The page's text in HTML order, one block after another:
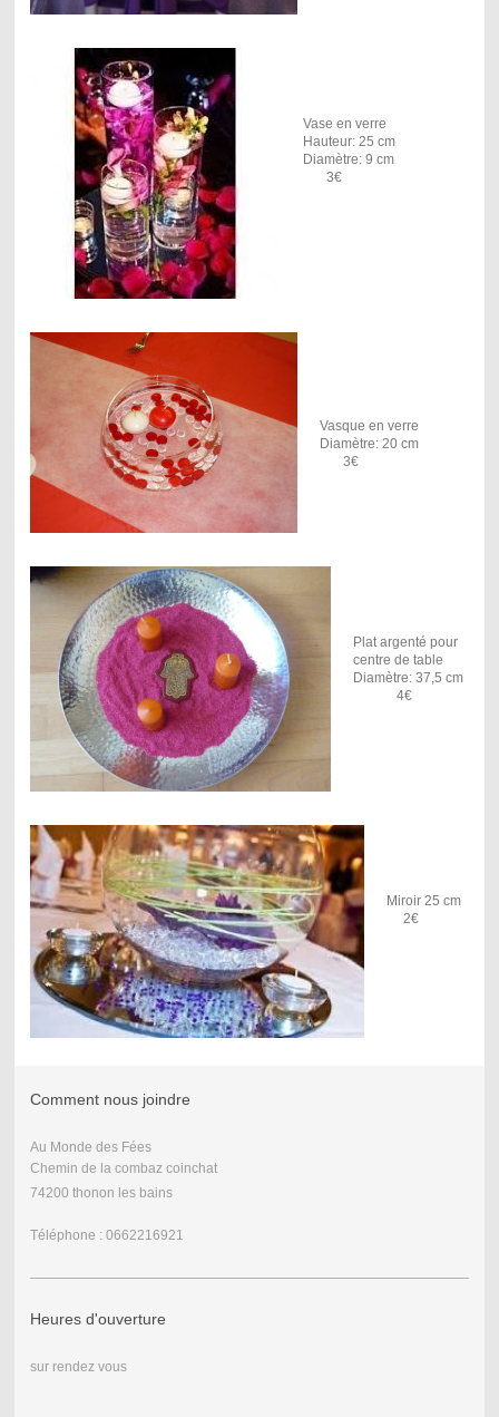
Vase en verre
Hauteur: 25 cm
Diamètre: 9 cm
3€
Vasque en verre
Diamètre: 20 cm
3€
Plat argenté pour
centre de table
Diamètre: 37,5 cm
4€
Miroir 25 cm
2€
Comment nous joindre
Au Monde des Fées
Chemin de la combaz coinchat
74200 thonon les bains
Téléphone : 0662216921
Heures d'ouverture
sur rendez vous